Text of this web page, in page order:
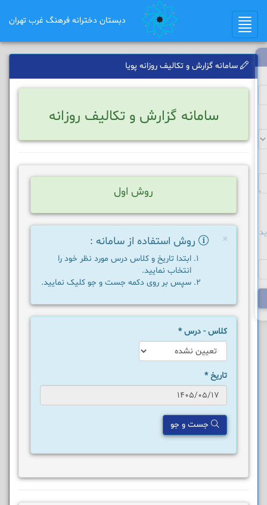
Toggle
navigation
دبستان دخترانه فرهنگ غرب تهران
سامانه گزارش و تکالیف روزانه پویا
سامانه گزارش و تکالیف روزانه
روش اول
× روش استفاده از سامانه :
ابتدا تاریخ و کلاس درس مورد نظر خود را
انتخاب نمایید.
سپس بر روی دکمه جست و جو کلیک نمایید.
کلاس - درس*
تاریخ*
جست و جو